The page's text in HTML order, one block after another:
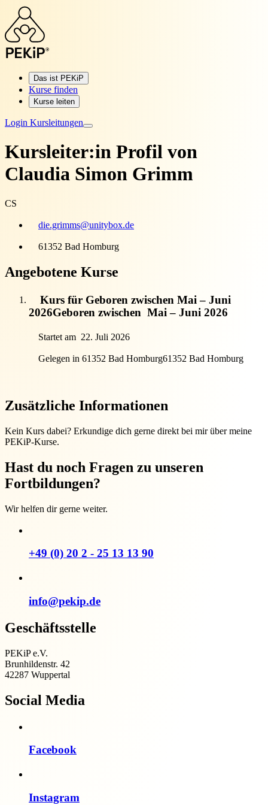
Das ist PEKiP
Kurse finden
Kurse leiten
Login Kursleitungen
Kursleiter:in Profil von
Claudia Simon Grimm
CS
die.grimms@unitybox.de
61352 Bad Homburg
Angebotene Kurse
Kurs für Geboren zwischen Mai – Juni
2026Geboren zwischen Mai – Juni 2026
Startet am 22. Juli 2026
Gelegen in 61352 Bad Homburg61352 Bad Homburg
Zusätzliche Informationen
Kein Kurs dabei? Erkundige dich gerne direkt bei mir über meine
PEKiP-Kurse.
Hast du noch Fragen zu unseren
Fortbildungen?
Wir helfen dir gerne weiter.
+49 (0) 20 2 - 25 13 13 90
info@pekip.de
Geschäftsstelle
PEKiP e.V.
Brunhildenstr. 42
42287 Wuppertal
Social Media
Facebook
Instagram